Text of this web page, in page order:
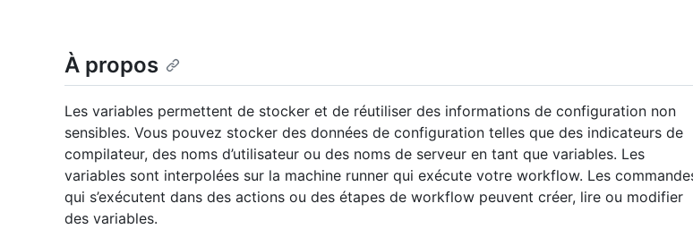
À propos
Les variables permettent de stocker et de réutiliser des informations de configuration non
sensibles. Vous pouvez stocker des données de configuration telles que des indicateurs de
compilateur, des noms d’utilisateur ou des noms de serveur en tant que variables. Les
variables sont interpolées sur la machine runner qui exécute votre workflow. Les
qui s’exécutent dans des actions ou des étapes de workflow peuvent créer, lire ou modifier
des variables.